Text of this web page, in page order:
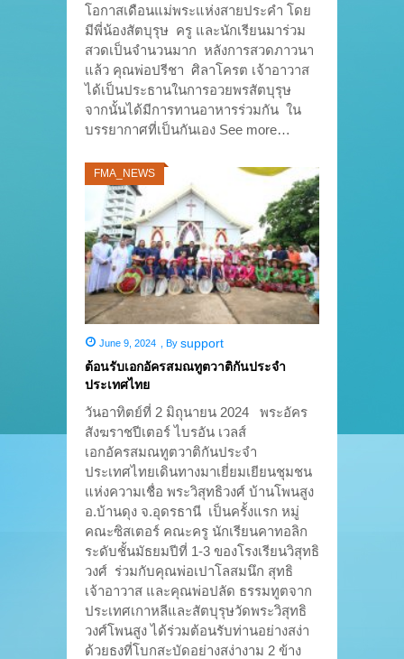
โอกาสเดือนแม่พระแห่งสายประคำ โดย
มีพี่น้องสัตบุรุษ ครู และนักเรียนมาร่วม
สวดเป็นจำนวนมาก หลังการสวดภาวนา
แล้ว คุณพ่อปรีชา ศิลาโครต เจ้าอาวาส
ได้เป็นประธานในการอวยพรสัตบุรุษ
จากนั้นได้มีการทานอาหารร่วมกัน ใน
บรรยากาศที่เป็นกันเอง See more…
FMA_NEWS
June 9, 2024 By support
ต้อนรับเอกอัครสมณทูตวาติกันประจำ
ประเทศไทย
วันอาทิตย์ที่ 2 มิถุนายน 2024 พระอัคร
สังฆราชปีเตอร์ ไบรอัน เวลส์
เอกอัครสมณทูตวาติกันประจำ
ประเทศไทยเดินทางมาเยี่ยมเยียนชุมชน
แห่งความเชื่อ พระวิสุทธิวงศ์ บ้านโพนสูง
อ.บ้านดุง จ.อุดรธานี เป็นครั้งแรก หมู่
คณะซิสเตอร์ คณะครู นักเรียนคาทอลิก
ระดับชั้นมัธยมปีที่ 1-3 ของโรงเรียนวิสุทธิ
วงศ์ ร่วมกับคุณพ่อเปาโลสมนึก สุทธิ
เจ้าอาวาส และคุณพ่อปลัด ธรรมทูตจาก
ประเทศเกาหลีและสัตบุรุษวัดพระวิสุทธิ
วงศ์โพนสูง ได้ร่วมต้อนรับท่านอย่างสง่า
ด้วยธงที่โบกสะบัดอย่างสง่างาม 2 ข้าง